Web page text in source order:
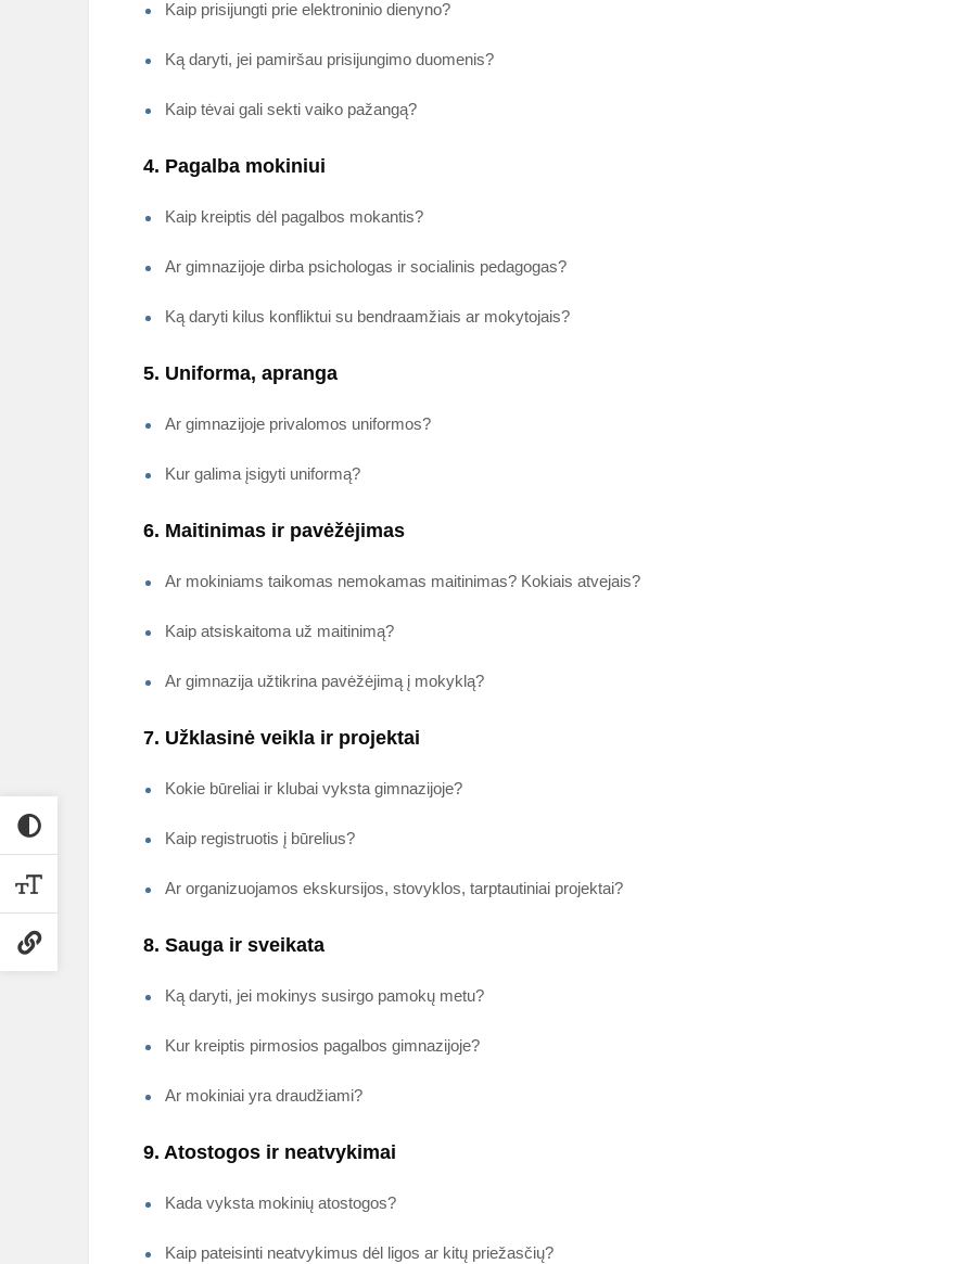
Kaip prisijungti prie elektroninio dienyno?
Ką daryti, jei pamiršau prisijungimo duomenis?
Kaip tėvai gali sekti vaiko pažangą?
4. Pagalba mokiniui
Kaip kreiptis dėl pagalbos mokantis?
Ar gimnazijoje dirba psichologas ir socialinis pedagogas?
Ką daryti kilus konfliktui su bendraamžiais ar mokytojais?
5. Uniforma, apranga
Ar gimnazijoje privalomos uniformos?
Kur galima įsigyti uniformą?
6. Maitinimas ir pavėžėjimas
Ar mokiniams taikomas nemokamas maitinimas? Kokiais atvejais?
Kaip atsiskaitoma už maitinimą?
Ar gimnazija užtikrina pavėžėjimą į mokyklą?
7. Užklasinė veikla ir projektai
Kokie būreliai ir klubai vyksta gimnazijoje?
Kaip registruotis į būrelius?
Ar organizuojamos ekskursijos, stovyklos, tarptautiniai projektai?
8. Sauga ir sveikata
Ką daryti, jei mokinys susirgo pamokų metu?
Kur kreiptis pirmosios pagalbos gimnazijoje?
Ar mokiniai yra draudžiami?
9. Atostogos ir neatvykimai
Kada vyksta mokinių atostogos?
Kaip pateisinti neatvykimus dėl ligos ar kitų priežasčių?